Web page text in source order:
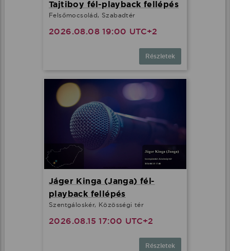
Tajtiboy fél-playback fellépés
Felsőmocsolád, Szabadtér
2026.08.08 19:00 UTC+2
Részletek
Jáger Kinga (Janga) fél-
playback fellépés
Szentgáloskér, Közösségi tér
2026.08.15 17:00 UTC+2
Részletek